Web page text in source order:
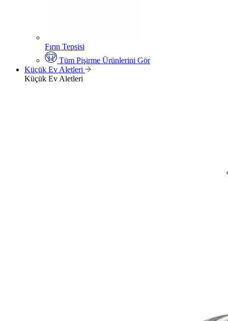
Fırın Tepsisi
Tüm Pişirme Ürünlerini Gör
Küçük Ev Aletleri
Küçük Ev Aletleri